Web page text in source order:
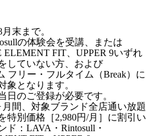
末まで。
の体験会を受講、または
FIT、UPPER 9いずれ
していない方、および
フリー・フルタイム（Break）に
象となります。
のご登録が必要です。
間、対象ブランド全店通い放題
特別価格［2,980円/月］に割引い
ド：LAVA・Rintosull・